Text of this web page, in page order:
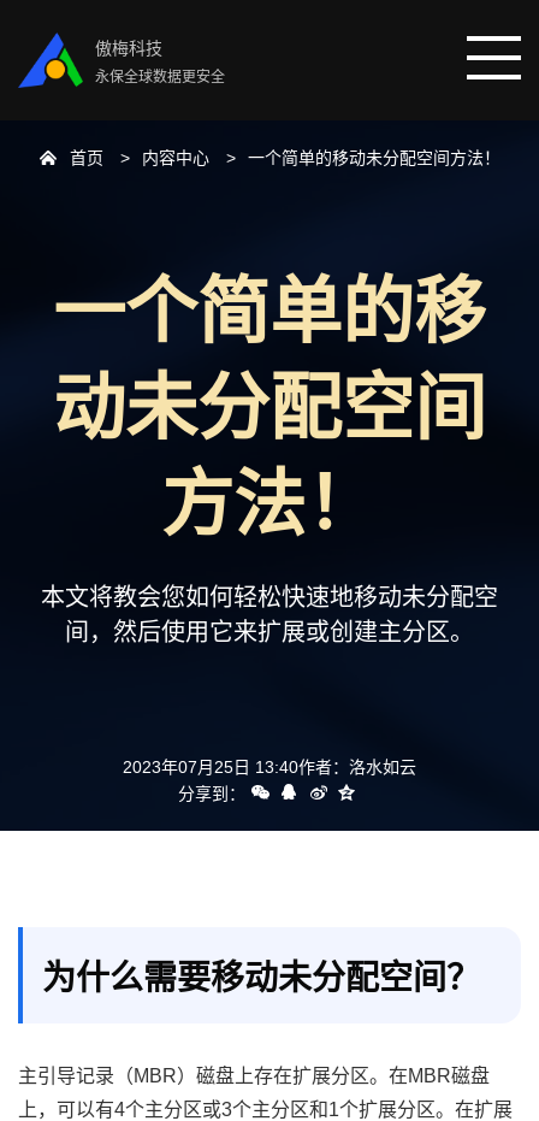
傲梅科技
永保全球数据更安全
首页
数据备份
首页 内容中心 一个简单的移动未分配空间方法！
一个简单的移
动未分配空间
方法！
本文将教会您如何轻松快速地移动未分配空
间，然后使用它来扩展或创建主分区。
2023年07月25日 13:40作者： 洛水如云
分享到：
为什么需要移动未分配空间？
主引导记录（MBR）磁盘上存在扩展分区。在MBR磁盘
上，可以有4个主分区或3个主分区和1个扩展分区。在扩展